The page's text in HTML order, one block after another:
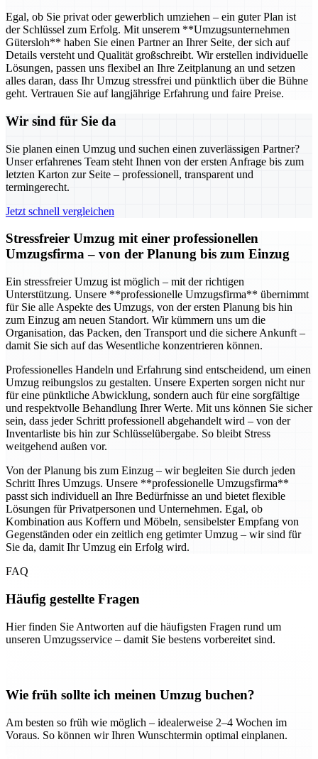
Egal, ob Sie privat oder gewerblich umziehen – ein guter Plan ist
der Schlüssel zum Erfolg. Mit unserem **Umzugsunternehmen
Gütersloh** haben Sie einen Partner an Ihrer Seite, der sich auf
Details versteht und Qualität großschreibt. Wir erstellen individuelle
Lösungen, passen uns flexibel an Ihre Zeitplanung an und setzen
alles daran, dass Ihr Umzug stressfrei und pünktlich über die Bühne
geht. Vertrauen Sie auf langjährige Erfahrung und faire Preise.
Wir sind für Sie da
Sie planen einen Umzug und suchen einen zuverlässigen Partner?
Unser erfahrenes Team steht Ihnen von der ersten Anfrage bis zum
letzten Karton zur Seite – professionell, transparent und
termingerecht.
Jetzt schnell vergleichen
Stressfreier Umzug mit einer professionellen
Umzugsfirma – von der Planung bis zum Einzug
Ein stressfreier Umzug ist möglich – mit der richtigen
Unterstützung. Unsere **professionelle Umzugsfirma** übernimmt
für Sie alle Aspekte des Umzugs, von der ersten Planung bis hin
zum Einzug am neuen Standort. Wir kümmern uns um die
Organisation, das Packen, den Transport und die sichere Ankunft –
damit Sie sich auf das Wesentliche konzentrieren können.
Professionelles Handeln und Erfahrung sind entscheidend, um einen
Umzug reibungslos zu gestalten. Unsere Experten sorgen nicht nur
für eine pünktliche Abwicklung, sondern auch für eine sorgfältige
und respektvolle Behandlung Ihrer Werte. Mit uns können Sie sicher
sein, dass jeder Schritt professionell abgehandelt wird – von der
Inventarliste bis hin zur Schlüsselübergabe. So bleibt Stress
weitgehend außen vor.
Von der Planung bis zum Einzug – wir begleiten Sie durch jeden
Schritt Ihres Umzugs. Unsere **professionelle Umzugsfirma**
passt sich individuell an Ihre Bedürfnisse an und bietet flexible
Lösungen für Privatpersonen und Unternehmen. Egal, ob
Kombination aus Koffern und Möbeln, sensibelster Empfang von
Gegenständen oder ein zeitlich eng getimter Umzug – wir sind für
Sie da, damit Ihr Umzug ein Erfolg wird.
FAQ
Häufig gestellte Fragen
Hier finden Sie Antworten auf die häufigsten Fragen rund um
unseren Umzugsservice – damit Sie bestens vorbereitet sind.
Wie früh sollte ich meinen Umzug buchen?
Am besten so früh wie möglich – idealerweise 2–4 Wochen im
Voraus. So können wir Ihren Wunschtermin optimal einplanen.